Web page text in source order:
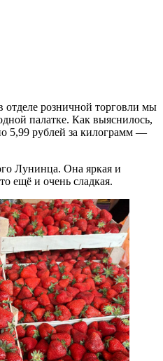
розничной торговли мы
палатке. Как выяснилось,
5,99 рублей за килограмм —
Лунинца. Она яркая и
ещё и очень сладкая.